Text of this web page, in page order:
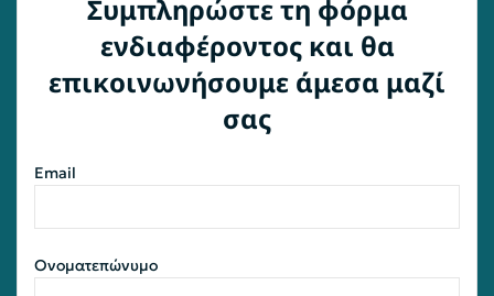
Συμπληρώστε τη φόρμα
ενδιαφέροντος και θα
επικοινωνήσουμε άμεσα μαζί
σας
Email
Ονοματεπώνυμο